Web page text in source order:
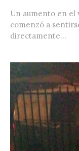
Un aumento en el
comenzó a
directamente...